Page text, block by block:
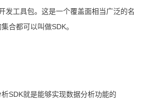
工具包。这是一个覆盖面相当广泛的名
合都可以叫做SDK。
SDK就是能够实现数据分析功能的